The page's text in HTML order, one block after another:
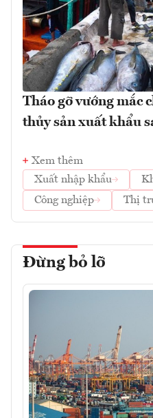
Tháo gỡ vướng mắc
thủy sản xuất khẩu
Xem thêm
Xuất nhập khẩu
Công nghiệp
Thị
Đừng bỏ lỡ